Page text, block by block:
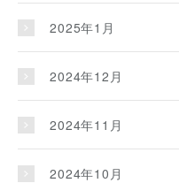
2025年1月
2024年12月
2024年11月
2024年10月